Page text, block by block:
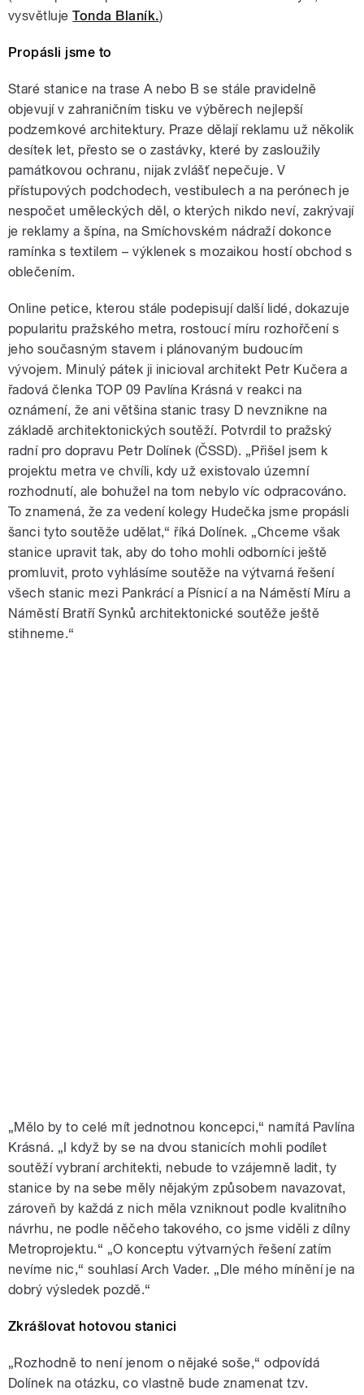
vysvětlujeTonda Blaník.)
Propásli jsme to
Staré stanice na trase A nebo B se stále pravidelně
objevují v zahraničním tisku ve výběrech nejlepší
podzemkové architektury. Praze dělají reklamu už několik
desítek let, přesto se o zastávky, které by zasloužily
památkovou ochranu, nijak zvlášť nepečuje. V
přístupových podchodech, vestibulech a na perónech je
nespočet uměleckých děl, o kterých nikdo neví, zakrývají
je reklamy a špína, na Smíchovském nádraží dokonce
ramínka s textilem – výklenek s mozaikou hostí obchod s
oblečením.
Online petice, kterou stále podepisují další lidé, dokazuje
popularitu pražského metra, rostoucí míru rozhořčení s
jeho současným stavem i plánovaným budoucím
vývojem. Minulý pátek ji inicioval architekt Petr Kučera a
řadová členka TOP 09 Pavlína Krásná v reakci na
oznámení, že ani většina stanic trasy D nevznikne na
základě architektonických soutěží. Potvrdil to pražský
radní pro dopravu Petr Dolínek (ČSSD). „Přišel jsem k
projektu metra ve chvíli, kdy už existovalo územní
rozhodnutí, ale bohužel na tom nebylo víc odpracováno.
To znamená, že za vedení kolegy Hudečka jsme propásli
šanci tyto soutěže udělat,“ říká Dolínek. „Chceme však
stanice upravit tak, aby do toho mohli odborníci ještě
promluvit, proto vyhlásíme soutěže na výtvarná řešení
všech stanic mezi Pankrácí a Písnicí a na Náměstí Míru a
Náměstí Bratří Synků architektonické soutěže ještě
stihneme.“
„Mělo by to celé mít jednotnou koncepci,“ namítá Pavlína
Krásná. „I když by se na dvou stanicích mohli podílet
soutěží vybraní architekti, nebude to vzájemně ladit, ty
stanice by na sebe měly nějakým způsobem navazovat,
zároveň by každá z nich měla vzniknout podle kvalitního
návrhu, ne podle něčeho takového, co jsme viděli z dílny
Metroprojektu.“ „O konceptu výtvarných řešení zatím
nevíme nic,“ souhlasí Arch Vader. „Dle mého mínění je na
dobrý výsledek pozdě.“
Zkrášlovat hotovou stanici
„Rozhodně to není jenom o nějaké soše,“ odpovídá
Dolínek na otázku, co vlastně bude znamenat tzv.